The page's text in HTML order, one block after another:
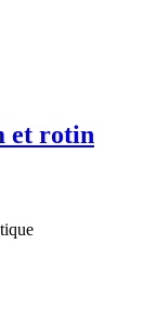
et rotin